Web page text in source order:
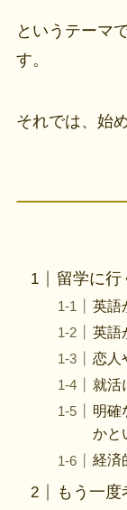
というテーマ
す。
それでは、始
留学に行
英語
英語
恋人
就活
明確
かと
経済
もう一